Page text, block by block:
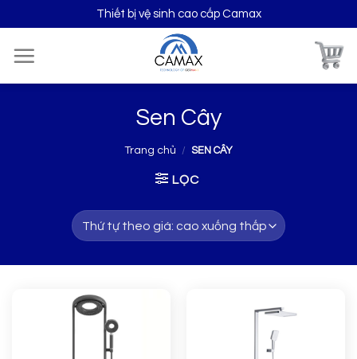
to
content
Thiết bị vệ sinh cao cấp Camax
Sen Cây
Trang chủ / SEN CÂY
LỌC